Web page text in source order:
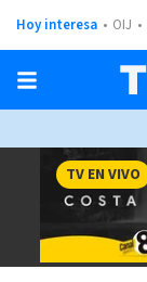
Hoy interesa OIJ
TV EN VIVO